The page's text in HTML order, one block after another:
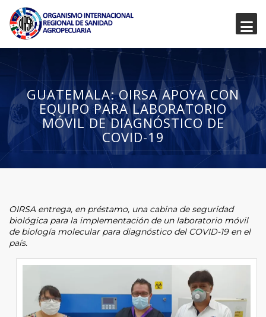
GUATEMALA: OIRSA APOYA CON
EQUIPO PARA LABORATORIO
MÓVIL DE DIAGNÓSTICO DE
COVID-19
OIRSA entrega, en préstamo, una cabina de seguridad
biológica para la implementación de un laboratorio móvil
de biología molecular para diagnóstico del COVID-19 en el
país.